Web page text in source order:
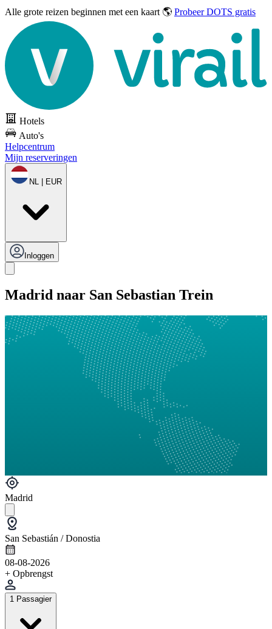
Alle grote reizen beginnen met een kaart 🌎 Probeer DOTS gratis
Hotels
Auto's
Helpcentrum
Mijn reserveringen
NL | EUR
Inloggen
Madrid naar San Sebastian Trein
Madrid
San Sebastián / Donostia
08-08-2026
+ Opbrengst
1 Passagier